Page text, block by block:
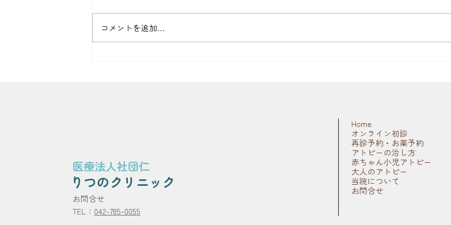
アトピー性皮膚炎、皮膚科、緊
急・予約外対応料についてのご案
内
世界的な原材料の不足により、ア
コメントを追加…
医療法人社団仁
りつのクリニック
​お問合せ
TEL： 042-785-0055
Home
オンライン初診
再診予約・お薬予約
アトピーの治し方
赤ちゃん小児アトピー
大人のアトピー
当院について
お問合せ